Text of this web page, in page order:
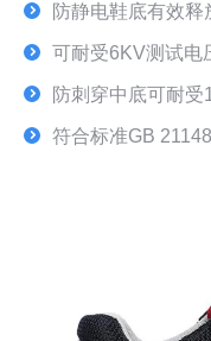
防静电鞋底有效释
可耐受6KV测试电
防刺穿中底可耐
符合标准GB